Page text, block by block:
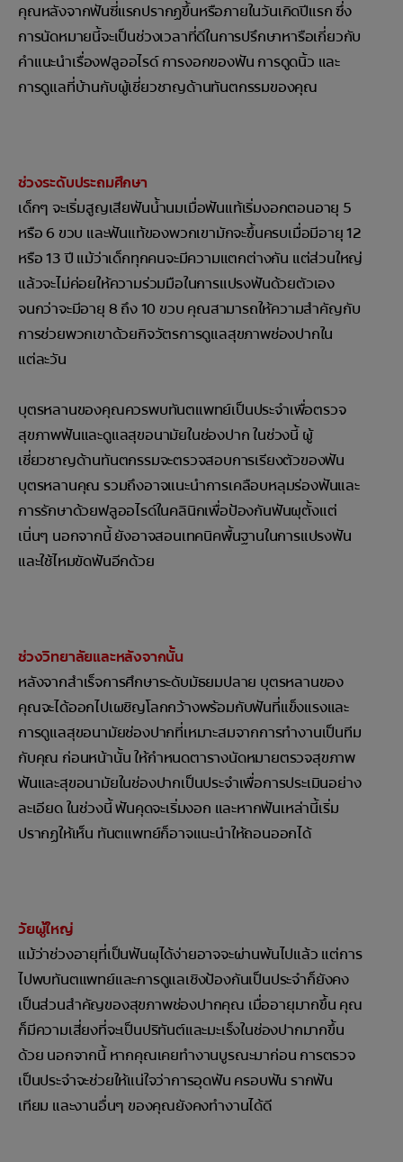
คุณหลังจากฟันซี่แรกปรากฏขึ้นหรือภายในวันเกิดปีแรก ซึ่ง
การนัดหมายนี้จะเป็นช่วงเวลาที่ดีในการปรึกษาหารือเกี่ยวกับ
คำแนะนำเรื่องฟลูออไรด์ การงอกของฟัน การดูดนิ้ว และ
การดูแลที่บ้านกับผู้เชี่ยวชาญด้านทันตกรรมของคุณ
ช่วงระดับประถมศึกษา
เด็กๆ จะเริ่มสูญเสียฟันน้ำนมเมื่อฟันแท้เริ่มงอกตอนอายุ 5
หรือ 6 ขวบ และฟันแท้ของพวกเขามักจะขึ้นครบเมื่อมีอายุ 12
หรือ 13 ปี แม้ว่าเด็กทุกคนจะมีความแตกต่างกัน แต่ส่วนใหญ่
แล้วจะไม่ค่อยให้ความร่วมมือในการแปรงฟันด้วยตัวเอง
จนกว่าจะมีอายุ 8 ถึง 10 ขวบ คุณสามารถให้ความสำคัญกับ
การช่วยพวกเขาด้วยกิจวัตรการดูแลสุขภาพช่องปากใน
แต่ละวัน
บุตรหลานของคุณควรพบทันตแพทย์เป็นประจำเพื่อตรวจ
สุขภาพฟันและดูแลสุขอนามัยในช่องปาก ในช่วงนี้ ผู้
เชี่ยวชาญด้านทันตกรรมจะตรวจสอบการเรียงตัวของฟัน
บุตรหลานคุณ รวมถึงอาจแนะนำการเคลือบหลุมร่องฟันและ
การรักษาด้วยฟลูออไรด์ในคลินิกเพื่อป้องกันฟันผุตั้งแต่
เนิ่นๆ นอกจากนี้ ยังอาจสอนเทคนิคพื้นฐานในการแปรงฟัน
และใช้ไหมขัดฟันอีกด้วย
ช่วงวิทยาลัยและหลังจากนั้น
หลังจากสำเร็จการศึกษาระดับมัธยมปลาย บุตรหลานของ
คุณจะได้ออกไปเผชิญโลกกว้างพร้อมกับฟันที่แข็งแรงและ
การดูแลสุขอนามัยช่องปากที่เหมาะสมจากการทำงานเป็นทีม
กับคุณ ก่อนหน้านั้น ให้กำหนดตารางนัดหมายตรวจสุขภาพ
ฟันและสุขอนามัยในช่องปากเป็นประจำเพื่อการประเมินอย่าง
ละเอียด ในช่วงนี้ ฟันคุดจะเริ่มงอก และหากฟันเหล่านี้เริ่ม
ปรากฏให้เห็น ทันตแพทย์ก็อาจแนะนำให้ถอนออกได้
วัยผู้ใหญ่
แม้ว่าช่วงอายุที่เป็นฟันผุได้ง่ายอาจจะผ่านพ้นไปแล้ว แต่การ
ไปพบทันตแพทย์และการดูแลเชิงป้องกันเป็นประจำก็ยังคง
เป็นส่วนสำคัญของสุขภาพช่องปากคุณ เมื่ออายุมากขึ้น คุณ
ก็มีความเสี่ยงที่จะเป็นปริทันต์และมะเร็งในช่องปากมากขึ้น
ด้วย นอกจากนี้ หากคุณเคยทำงานบูรณะมาก่อน การตรวจ
เป็นประจำจะช่วยให้แน่ใจว่าการอุดฟัน ครอบฟัน รากฟัน
เทียม และงานอื่นๆ ของคุณยังคงทำงานได้ดี